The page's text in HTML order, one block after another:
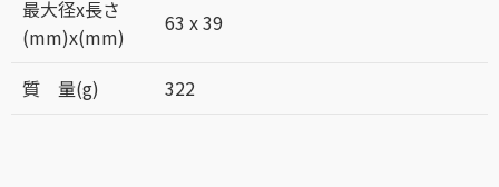
最大径x長さ
(mm)x(mm)
63 x 39
質 量(g) 322